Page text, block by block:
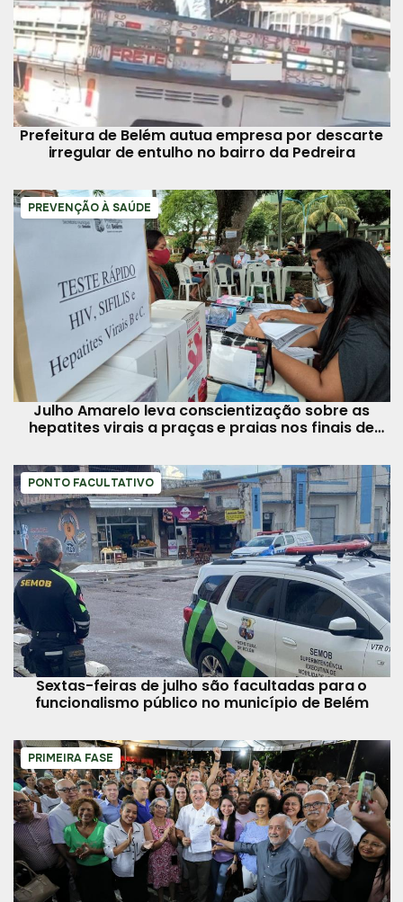
Prefeitura de Belém autua empresa por descarte
irregular de entulho no bairro da Pedreira
PREVENÇÃO À SAÚDE
Julho Amarelo leva conscientização sobre as
hepatites virais a praças e praias nos finais de
PONTO FACULTATIVO
Sextas-feiras de julho são facultadas para o
funcionalismo público no município de Belém
PRIMEIRA FASE